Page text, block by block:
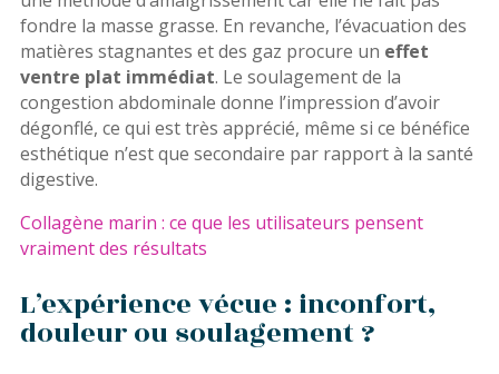
fondre la masse grasse. En revanche, l’évacuation des
matières stagnantes et des gaz procure un effet
ventre plat immédiat. Le soulagement de la
congestion abdominale donne l’impression d’avoir
dégonflé, ce qui est très apprécié, même si ce bénéfice
esthétique n’est que secondaire par rapport à la santé
digestive.
Collagène marin : ce que les utilisateurs pensent
vraiment des résultats
L’expérience vécue : inconfort,
douleur ou soulagement ?